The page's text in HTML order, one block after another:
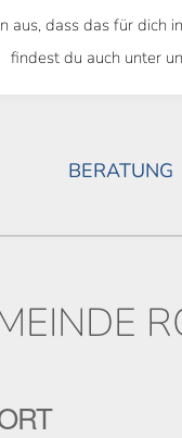
BUNDESWEITES
BERATUNG
dass das für
findest du auch unter